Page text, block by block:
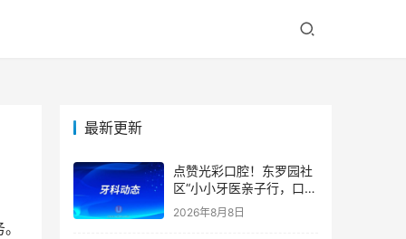
最新更新
点赞光彩口腔！东罗园社
区“小小牙医亲子行，口腔
健康伴成长”亲子活动
2026年8月8日